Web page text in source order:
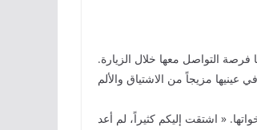
التواصل معها خلال الزيارة.
« اشتقت إليكم كثيراً، لم أعد